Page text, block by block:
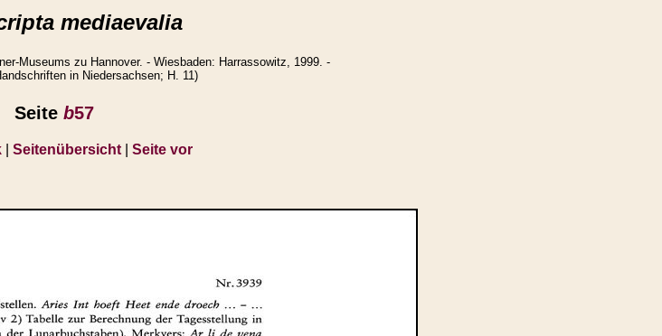
mediaevalia
Museums zu Hannover. - Wiesbaden: Harrassowitz, 1999. -
in Niedersachsen; H. 11)
Seite b57
| Seitenübersicht| Seite vor